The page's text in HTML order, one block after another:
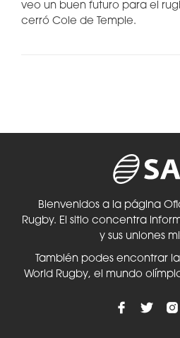
veo un buen futuro para el
cerró Cole de Temple.
Bienvenidos a la página
Rugby. El sitio concentra
y sus uniones
También podes encontrar
World Rugby, el mundo